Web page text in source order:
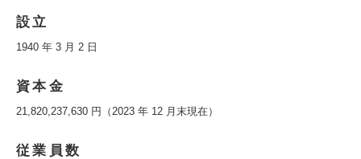
設立
1940 年 3 月 2 日
資本金
21,820,237,630 円（2023 年 12 月末現在）
従業員数